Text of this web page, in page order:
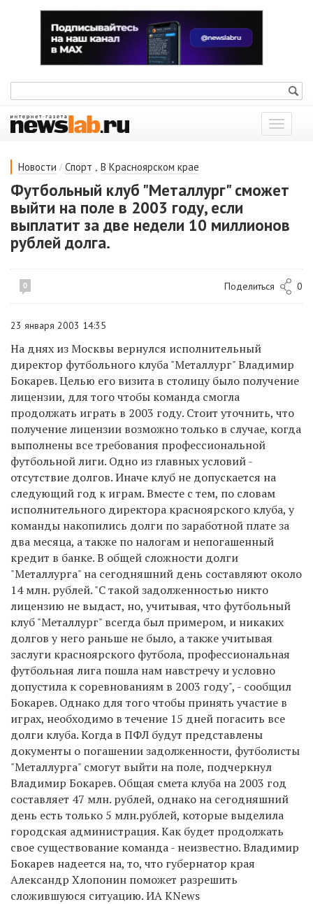
Показать
меню
Новости / Спорт , В Красноярском крае
Футбольный клуб "Металлург" сможет
выйти на поле в 2003 году, если
выплатит за две недели 10 миллионов
рублей долга.
0 Поделиться 0
23 января 2003 14:35
На днях из Москвы вернулся исполнительный
директор футбольного клуба "Металлург" Владимир
Бокарев. Целью его визита в столицу было получение
лицензии, для того чтобы команда смогла
продолжать играть в 2003 году. Стоит уточнить, что
получение лицензии возможно только в случае, когда
выполнены все требования профессиональной
футбольной лиги. Одно из главных условий -
отсутствие долгов. Иначе клуб не допускается на
следующий год к играм. Вместе с тем, по словам
исполнительного директора красноярского клуба, у
команды накопились долги по заработной плате за
два месяца, а также по налогам и непогашенный
кредит в банке. В общей сложности долги
"Металлурга" на сегодняшний день составляют около
14 млн. рублей. "С такой задолженностью никто
лицензию не выдаст, но, учитывая, что футбольный
клуб "Металлург" всегда был примером, и никаких
долгов у него раньше не было, а также учитывая
заслуги красноярского футбола, профессиональная
футбольная лига пошла нам навстречу и условно
допустила к соревнованиям в 2003 году", - сообщил
Бокарев. Однако для того чтобы принять участие в
играх, необходимо в течение 15 дней погасить все
долги клуба. Когда в ПФЛ будут представлены
документы о погашении задолженности, футболисты
"Металлурга" смогут выйти на поле, подчеркнул
Владимир Бокарев. Общая смета клуба на 2003 год
составляет 47 млн. рублей, однако на сегодняшний
день есть только 5 млн.рублей, которые выделила
городская администрация. Как будет продолжать
свое существование команда - неизвестно. Владимир
Бокарев надеется на, то, что губернатор края
Александр Хлопонин поможет разрешить
сложившуюся ситуацию. ИА KNews